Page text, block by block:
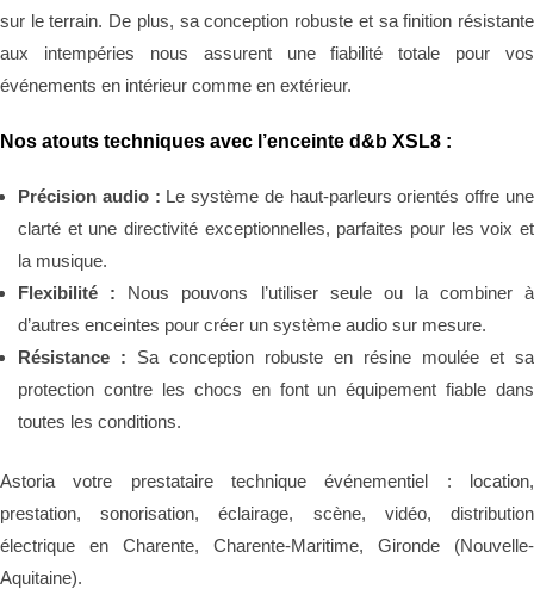
sur le terrain. De plus, sa conception robuste et sa finition résistante
aux intempéries nous assurent une fiabilité totale pour vos
événements en intérieur comme en extérieur.
Nos atouts techniques avec l’enceinte d&b XSL8 :
Précision audio : Le système de haut-parleurs orientés offre une
clarté et une directivité exceptionnelles, parfaites pour les voix et
la musique.
Flexibilité : Nous pouvons l’utiliser seule ou la combiner à
d’autres enceintes pour créer un système audio sur mesure.
Résistance : Sa conception robuste en résine moulée et sa
protection contre les chocs en font un équipement fiable dans
toutes les conditions.
Astoria votre prestataire technique événementiel : location,
prestation, sonorisation, éclairage, scène, vidéo, distribution
électrique en Charente, Charente-Maritime, Gironde (Nouvelle-
Aquitaine).